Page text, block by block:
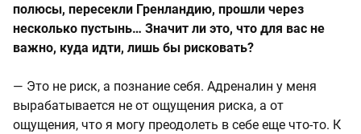
полюсы, пересекли Гренландию, прошли через
несколько пустынь… Значит ли это, что для вас не
важно, куда идти, лишь бы рисковать?
— Это не риск, а познание себя. Адреналин у меня
вырабатывается не от ощущения риска, а от
ощущения, что я могу преодолеть в себе еще что-то. К